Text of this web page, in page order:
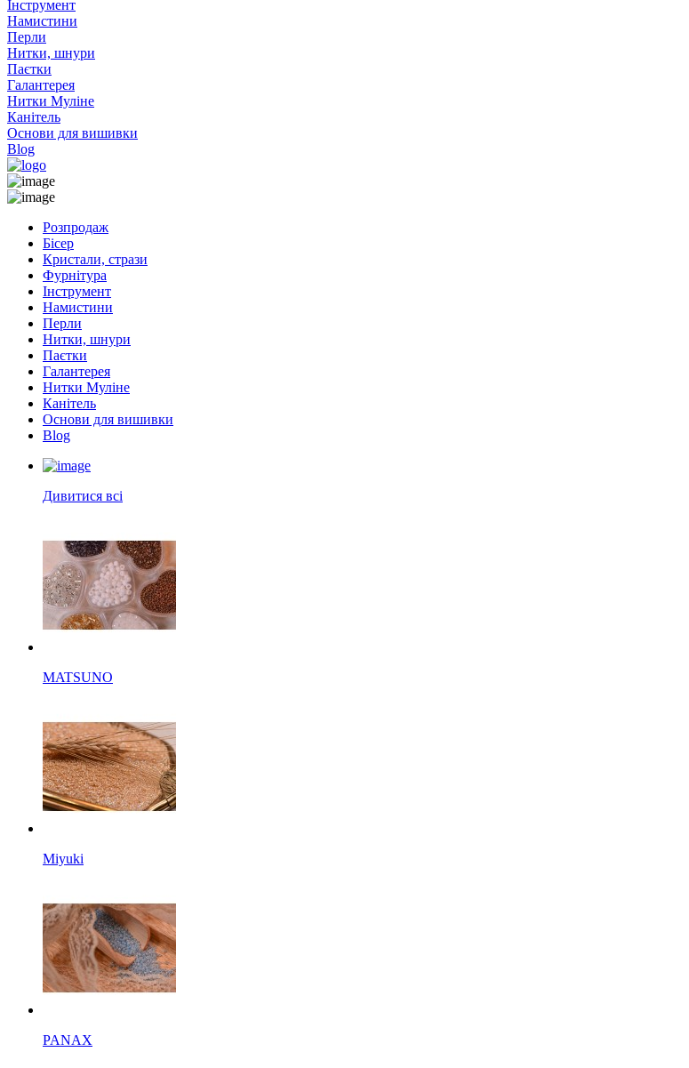
Інструмент
Намистини
Перли
Нитки, шнури
Паєтки
Галантерея
Нитки Муліне
Канітель
Основи для вишивки
Blog
Розпродаж
Бісер
Кристали, стрази
Фурнітура
Інструмент
Намистини
Перли
Нитки, шнури
Паєтки
Галантерея
Нитки Муліне
Канітель
Основи для вишивки
Blog
Дивитися всі
MATSUNO
Miyuki
PANAX